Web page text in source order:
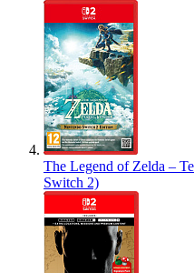
The Legend of Zelda –
Switch 2)